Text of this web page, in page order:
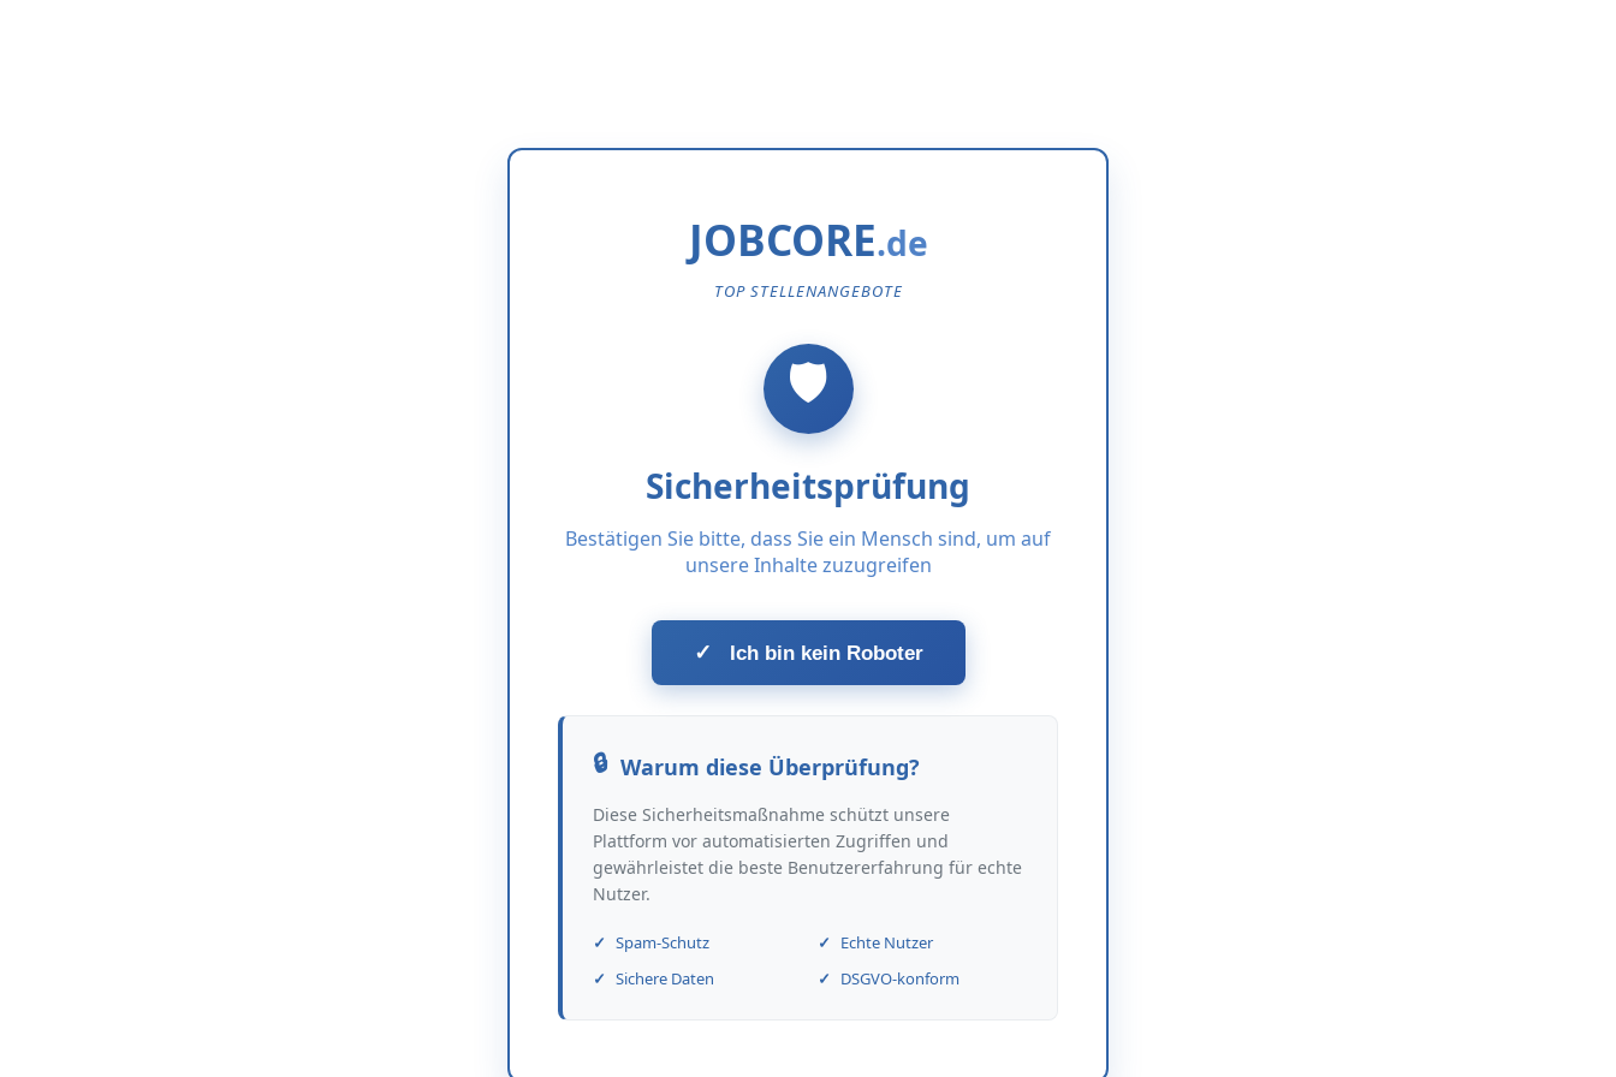
JOBCORE
TOP STELLENANGEBOTE
Sicherheitsprüfung
Bestätigen Sie bitte, dass Sie ein Mensch sind, um auf
unsere Inhalte zuzugreifen
✓ Ich bin kein Roboter
Warum diese Überprüfung?
Diese Sicherheitsmaßnahme schützt unsere
Plattform vor automatisierten Zugriffen und
gewährleistet die beste Benutzererfahrung für echte
Nutzer.
Spam-Schutz
Echte Nutzer
Sichere Daten
DSGVO-konform